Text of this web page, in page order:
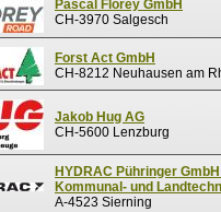
Pascal Florey GmbH
CH-3970 Salgesch
Forst Act GmbH
CH-8212 Neuhausen am
Jakob Hug AG
CH-5600 Lenzburg
HYDRAC Pühringer
Kommunal- und
A-4523 Sierning